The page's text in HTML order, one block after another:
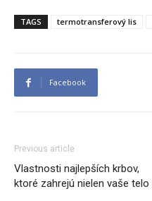
TAGS termotransferový lis
Facebook
Previous article
Vlastnosti najlepších krbov,
ktoré zahrejú nielen vaše telo